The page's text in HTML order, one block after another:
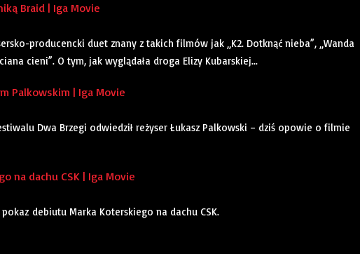
Braid | Iga Movie
producencki duet znany z takich filmów jak „K2. Dotknąć nieba”, „Wanda
cieni”. O tym, jak wyglądała droga Elizy Kubarskiej...
Palkowskim | Iga Movie
Dwa Brzegi odwiedził reżyser Łukasz Palkowski – dziś opowie o filmie
na dachu CSK | Iga Movie
debiutu Marka Koterskiego na dachu CSK.